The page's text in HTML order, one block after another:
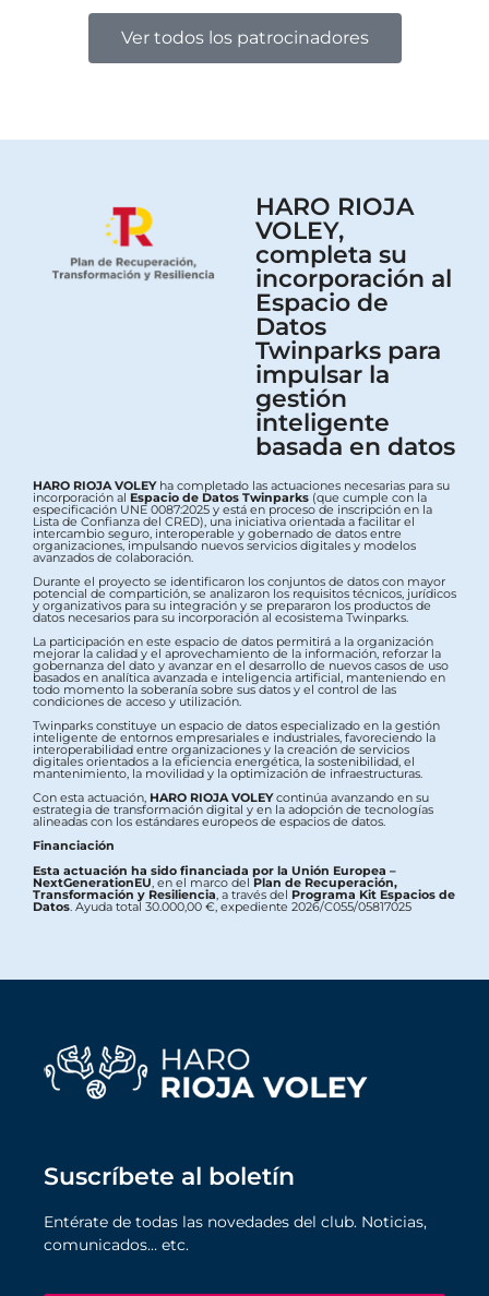
Ver todos los patrocinadores
HARO RIOJA
VOLEY,
completa su
incorporación al
Espacio de
Datos
Twinparks para
impulsar la
gestión
inteligente
basada en datos
HARO RIOJA VOLEYha completado las actuaciones necesarias para su
incorporación al Espacio de Datos Twinparks (que cumple con la
especificación UNE 0087:2025 y está en proceso de inscripción en la
Lista de Confianza del CRED), una iniciativa orientada a facilitar el
intercambio seguro, interoperable y gobernado de datos entre
organizaciones, impulsando nuevos servicios digitales y modelos
avanzados de colaboración.
Durante el proyecto se identificaron los conjuntos de datos con mayor
potencial de compartición, se analizaron los requisitos técnicos, jurídicos
y organizativos para su integración y se prepararon los productos de
datos necesarios para su incorporación al ecosistema Twinparks.
La participación en este espacio de datos permitirá a la organización
mejorar la calidad y el aprovechamiento de la información, reforzar la
gobernanza del dato y avanzar en el desarrollo de nuevos casos de uso
basados en analítica avanzada e inteligencia artificial, manteniendo en
todo momento la soberanía sobre sus datos y el control de las
condiciones de acceso y utilización.
Twinparks constituye un espacio de datos especializado en la gestión
inteligente de entornos empresariales e industriales, favoreciendo la
interoperabilidad entre organizaciones y la creación de servicios
digitales orientados a la eficiencia energética, la sostenibilidad, el
mantenimiento, la movilidad y la optimización de infraestructuras.
Con esta actuación, HARO RIOJA VOLEYcontinúa avanzando en su
estrategia de transformación digital y en la adopción de tecnologías
alineadas con los estándares europeos de espacios de datos.
Financiación
Esta actuación ha sido financiada por la Unión Europea –
NextGenerationEU , en el marco delPlan de Recuperación,
Transformación y Resiliencia , a través del Programa Kit Espacios de
Datos . Ayuda total 30.000,00 €, expediente 2026/C055/05817025
Suscríbete al boletín
Entérate de todas las novedades del club. Noticias,
comunicados… etc.